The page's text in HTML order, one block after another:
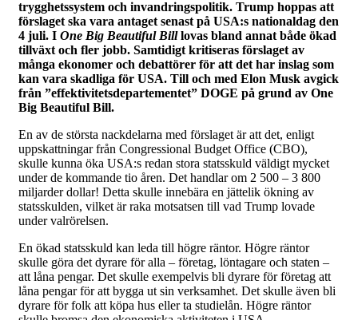
trygghetssystem och invandringspolitik. Trump hoppas att
förslaget ska vara antaget senast på USA:s nationaldag den
4 juli. I One Big Beautiful Billlovas bland annat både ökad
tillväxt och fler jobb. Samtidigt kritiseras förslaget av
många ekonomer och debattörer för att det har inslag som
kan vara skadliga för USA. Till och med Elon Musk avgick
från ”effektivitetsdepartementet” DOGE på grund av One
Big Beautiful Bill.
En av de största nackdelarna med förslaget är att det, enligt
uppskattningar från Congressional Budget Office (CBO),
skulle kunna öka USA:s redan stora statsskuld väldigt mycket
under de kommande tio åren. Det handlar om 2 500 – 3 800
miljarder dollar! Detta skulle innebära en jättelik ökning av
statsskulden, vilket är raka motsatsen till vad Trump lovade
under valrörelsen.
En ökad statsskuld kan leda till högre räntor. Högre räntor
skulle göra det dyrare för alla – företag, löntagare och staten –
att låna pengar. Det skulle exempelvis bli dyrare för företag att
låna pengar för att bygga ut sin verksamhet. Det skulle även bli
dyrare för folk att köpa hus eller ta studielån. Högre räntor